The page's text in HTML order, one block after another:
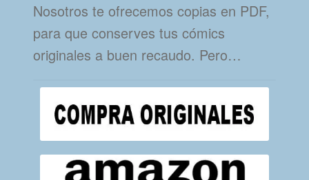
Nosotros te ofrecemos copias en PDF,
para que conserves tus cómics
originales a buen recaudo. Pero…